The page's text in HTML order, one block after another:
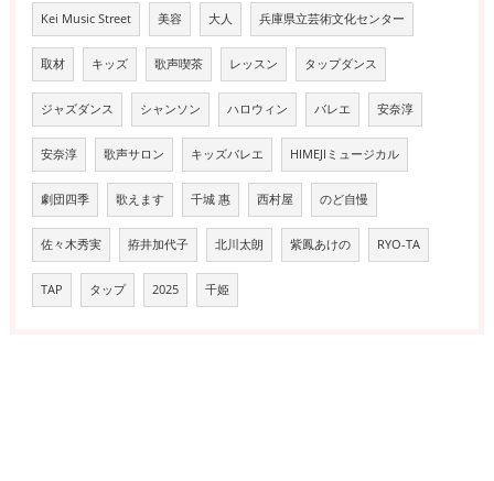
Kei Music Street 美容 大人 兵庫県立芸術文化センター
取材 キッズ 歌声喫茶 レッスン タップダンス
ジャズダンス シャンソン ハロウィン バレエ 安奈淳
安奈淳 歌声サロン キッズバレエ HIMEJIミュージカル
劇団四季 歌えます 千城 惠 西村屋 のど自慢
佐々木秀実 拵井加代子 北川太朗 紫鳳あけの RYO-TA
TAP タップ 2025 千姫